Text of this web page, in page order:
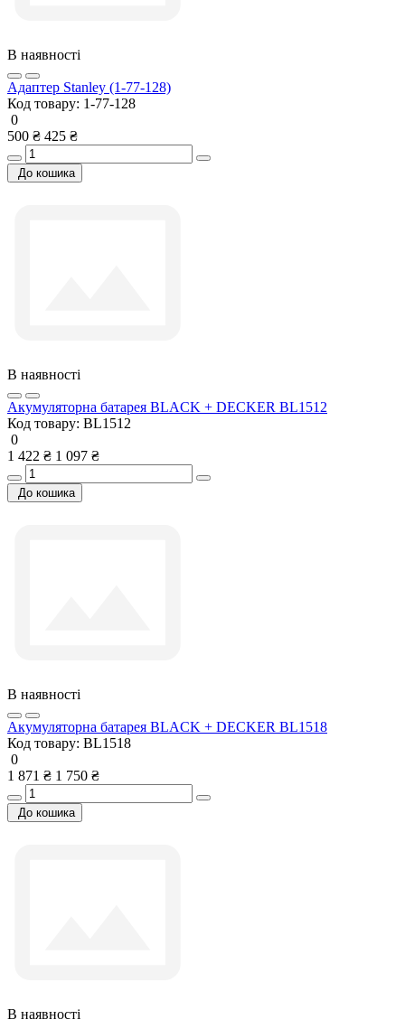
В наявності
Адаптер Stanley (1-77-128)
Код товару: 1-77-128
0
500 ₴ 425 ₴
До кошика
В наявності
Акумуляторна батарея BLACK + DECKER BL1512
Код товару: BL1512
0
1 422 ₴ 1 097 ₴
До кошика
В наявності
Акумуляторна батарея BLACK + DECKER BL1518
Код товару: BL1518
0
1 871 ₴ 1 750 ₴
До кошика
В наявності